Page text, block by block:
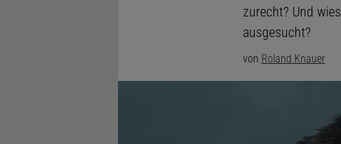
zurecht? Und
ausgesucht?
von Roland Knauer